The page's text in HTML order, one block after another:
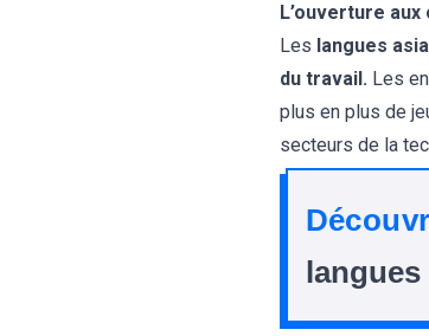
L’ouverture
Les langues
du travail. Les
plus en plus de
secteurs de la